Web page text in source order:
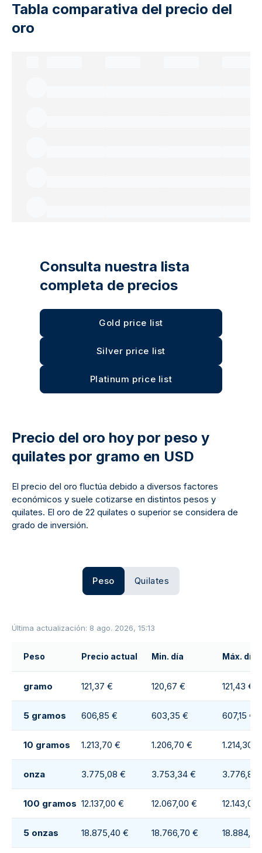
Tabla comparativa del precio del
oro
Consulta nuestra lista
completa de precios
Gold price list
Silver price list
Platinum price list
Precio del oro hoy por peso y
quilates por gramo en USD
El precio del oro fluctúa debido a diversos factores
económicos y suele cotizarse en distintos pesos y
quilates. El oro de 22 quilates o superior se considera de
grado de inversión.
Peso Quilates
Última actualización: 8 ago. 2026, 15:13
Peso Precio actual Min. día Máx. día
gramo 121,37 € 120,67 € 121,43 €
5 gramos 606,85 € 603,35 € 607,15 €
10 gramos 1.213,70 € 1.206,70 € 1.214,30 €
onza 3.775,08 € 3.753,34 € 3.776,88
100 gramos 12.137,00 € 12.067,00 € 12.143,00
5 onzas 18.875,40 € 18.766,70 €